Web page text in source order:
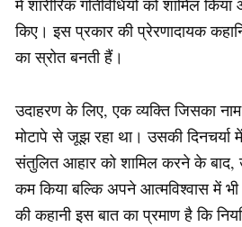
में शारीरिक गतिविधियों को शामिल
किए। इस प्रकार की प्रेरणादायक
का स्रोत बनती हैं।
उदाहरण के लिए, एक व्यक्ति जिसका
मोटापे से जूझ रहा था। उसकी दिनचर्या
संतुलित आहार को शामिल करने के
कम किया बल्कि अपने आत्मविश्वास में
की कहानी इस बात का प्रमाण है कि